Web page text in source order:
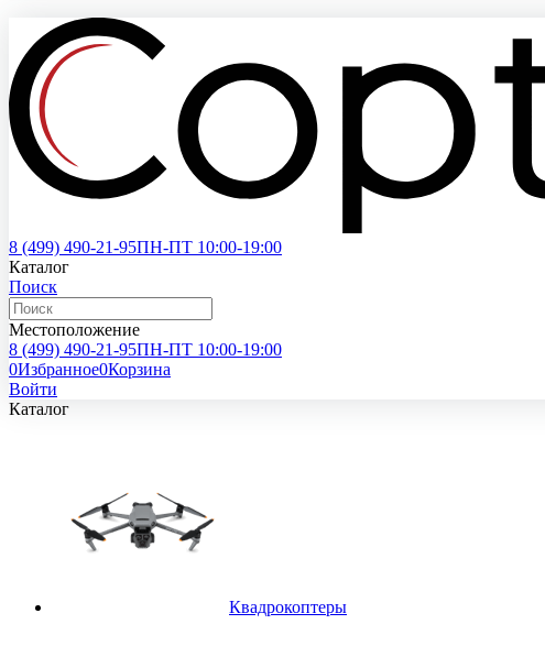
8 (499) 490-21-95ПН-ПТ 10:00-19:00
Каталог
Поиск
Местоположение
8 (499) 490-21-95ПН-ПТ 10:00-19:00
0Избранное0Корзина
Войти
Каталог
Квадрокоптеры